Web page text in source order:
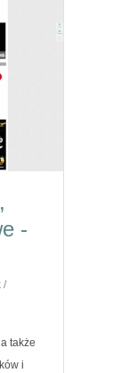
-
/
także
i